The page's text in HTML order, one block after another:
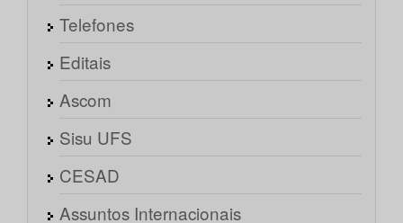
Telefones
Editais
Ascom
Sisu UFS
CESAD
Assuntos Internacionais